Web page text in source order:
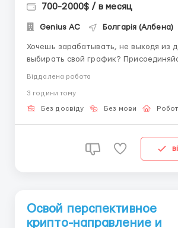
700-2000$ / в месяц
Genius AС Болгарія (Албена)
Хочешь зарабатывать, не выходя из
выбирать свой график?
удалённо • Обучение с нуля — поможем
Мы ищем тебя, если...
Віддалена робота
3 години тому
Без досвіду Без мови
Освой перспективное
крипто-направление и